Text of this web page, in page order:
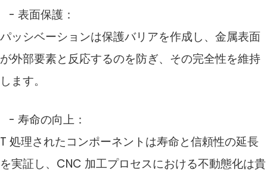
- 表面保護：
パッシベーションは保護バリアを作成し、金属表面
が外部要素と反応するのを防ぎ、その完全性を維持
します。
- 寿命の向上：
T 処理されたコンポーネントは寿命と信頼性の延長
を実証し、CNC 加工プロセスにおける不動態化は貴